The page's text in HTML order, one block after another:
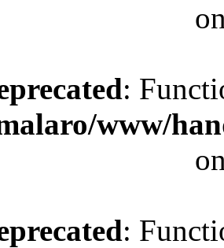
:
www/
: